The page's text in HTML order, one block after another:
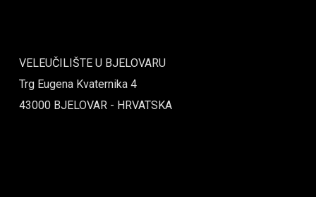
VELEUČILIŠTE U BJELOVARU
Trg Eugena Kvaternika 4
43000 BJELOVAR - HRVATSKA